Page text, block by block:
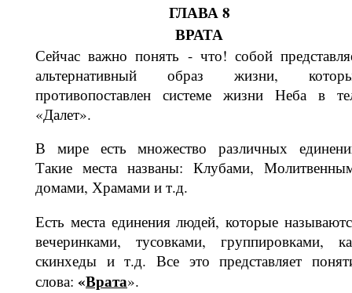
ГЛАВА 8
ВРАТА
Сейчас важно понять - что! собой
альтернативный образ жизни,
противопоставлен системе жиз­ни Неба в
«Далет».
В мире есть множество различных
Такие места названы: Клуба­ми,
домами, Храмами и т.д.
Есть места единения людей, которые
вечеринками, тусовками, группировками,
скинхеды и т.д. Все это представляет
слова: «Вра­та».